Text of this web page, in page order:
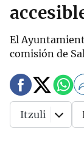
El
comisión de
Itzuli